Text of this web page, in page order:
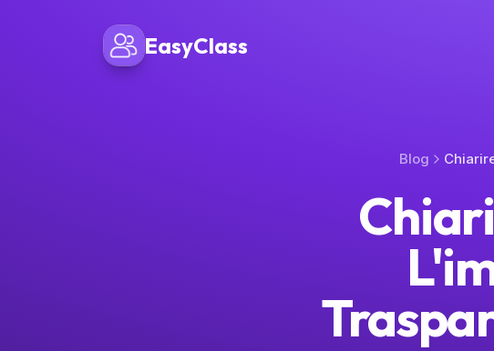
EasyClass
Blog